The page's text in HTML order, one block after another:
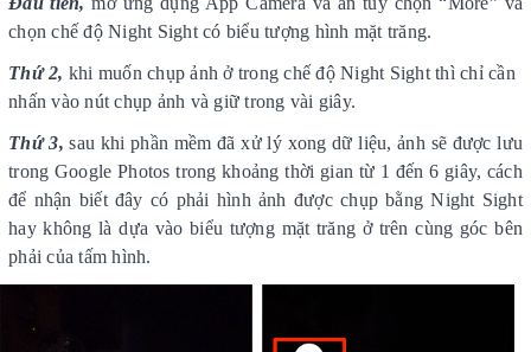
chọn chế độ Night Sight có biểu tượng hình mặt trăng.
Thứ 2, khi muốn chụp ảnh ở trong chế độ Night Sight thì chỉ cần
nhấn vào nút chụp ảnh và giữ trong vài giây.
Thứ 3, sau khi phần mềm đã xử lý xong dữ liệu, ảnh sẽ được lưu
trong Google Photos trong khoảng thời gian từ 1 đến 6 giây, cách
để nhận biết đây có phải hình ảnh được chụp bằng Night Sight
hay không là dựa vào biểu tượng mặt trăng ở trên cùng góc bên
phải của tấm hình.